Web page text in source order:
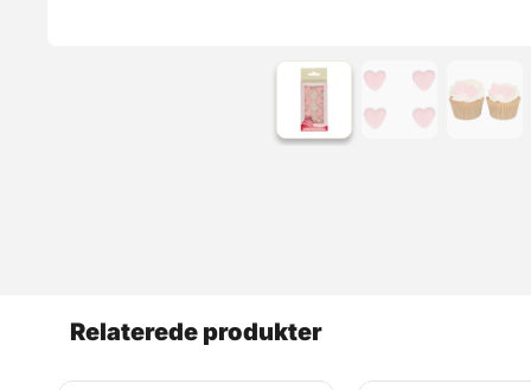
Relaterede produkter